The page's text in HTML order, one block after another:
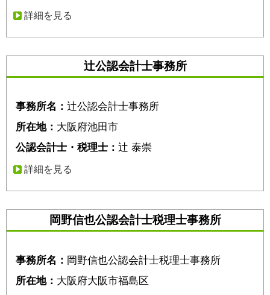
詳細を見る
辻公認会計士事務所
事務所名： 辻公認会計士事務所
所在地： 大阪府池田市
公認会計士・税理士： 辻 泰崇
詳細を見る
岡野信也公認会計士税理士事務所
事務所名： 岡野信也公認会計士税理士事務所
所在地： 大阪府大阪市福島区